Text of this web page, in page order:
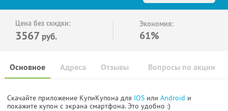
Цена без скидки:
3567 руб.
Экономия:
61%
Основное Отзывы Вопросы по акции
Адреса
Скачайте приложение КупиКупона для IOS или Android и
покажите купон с экрана смартфона. Это удобно :)